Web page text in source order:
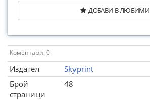
ДОБАВИ В ЛЮБИМИ
Коментари: 0
Издател
Skyprint
Брой
страници
48